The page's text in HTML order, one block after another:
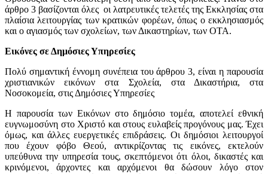
άρθρο 3 βασίζονται όλες οι λατρευτικές τελετές της Εκκλησίας στα
πλαίσια λειτουργίας των κρατικών φορέων, όπως ο εκκλησιασμός
και ο αγιασμός των σχολείων, των Δικαστηρίων, των ΟΤΑ.
Εικόνες σε Δημόσιες Υπηρεσίες
Πολύ σημαντική έννομη συνέπεια του άρθρου 3, είναι η παρουσία
χριστιανικών εικόνων στα Σχολεία, στα Δικαστήρια, στα
Νοσοκομεία, στις Δημόσιες Υπηρεσίες
Η παρουσία των Εικόνων στο δημόσιο τομέα, αποτελεί εθνική
ευγνωμοσύνη στο Χριστό και στους ευλαβείς προγόνους μας. Έχει
όμως, και άλλες ευεργετικές επιδράσεις. Οι δημόσιοι λειτουργοί
που έχουν φόβο Θεού, αντικρίζοντας τις εικόνες, εκτελούν
υπεύθυνα την υπηρεσία τους, σκεπτόμενοι ότι όλοι, δικαστές και
κρινόμενοι, άρχοντες και αρχόμενοι θα δώσουν λόγο στον